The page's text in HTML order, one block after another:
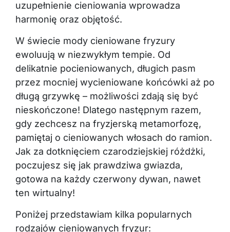
uzupełnienie cieniowania wprowadza
harmonię oraz objętość.
W świecie mody cieniowane fryzury
ewoluują w niezwykłym tempie. Od
delikatnie pocieniowanych, długich pasm
przez mocniej wycieniowane końcówki aż po
długą grzywkę – możliwości zdają się być
nieskończone! Dlatego następnym razem,
gdy zechcesz na fryzjerską metamorfozę,
pamiętaj o cieniowanych włosach do ramion.
Jak za dotknięciem czarodziejskiej różdżki,
poczujesz się jak prawdziwa gwiazda,
gotowa na każdy czerwony dywan, nawet
ten wirtualny!
Poniżej przedstawiam kilka popularnych
rodzajów cieniowanych fryzur: